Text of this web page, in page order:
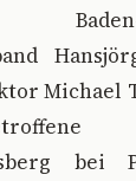
Michael
bei